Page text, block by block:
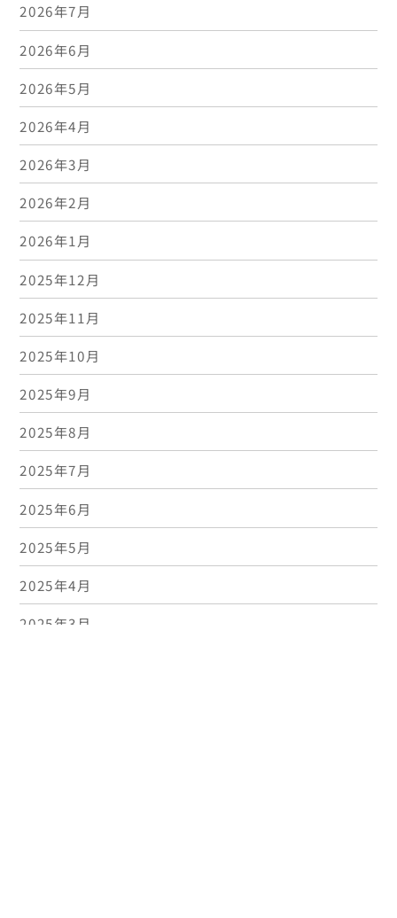
2026年7月
2026年6月
2026年5月
2026年4月
2026年3月
2026年2月
2026年1月
2025年12月
2025年11月
2025年10月
2025年9月
2025年8月
2025年7月
2025年6月
2025年5月
2025年4月
2025年3月
To